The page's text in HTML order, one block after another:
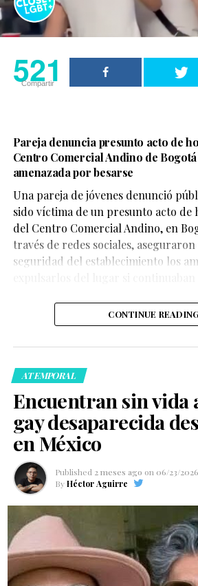
521
Compartir
Pareja denuncia presunto acto de
Centro Comercial Andino de
amenazada por besarse
Una pareja de jóvenes denunció
sido víctima de un presunto acto de
del Centro Comercial Andino, en
través de redes sociales,
seguridad del establecimiento los
CONTINUE
ATEMPORAL
Encuentran sin vida
gay desaparecida
en México
Published 2 meses ago on 06/23/2026
By Héctor Aguirre